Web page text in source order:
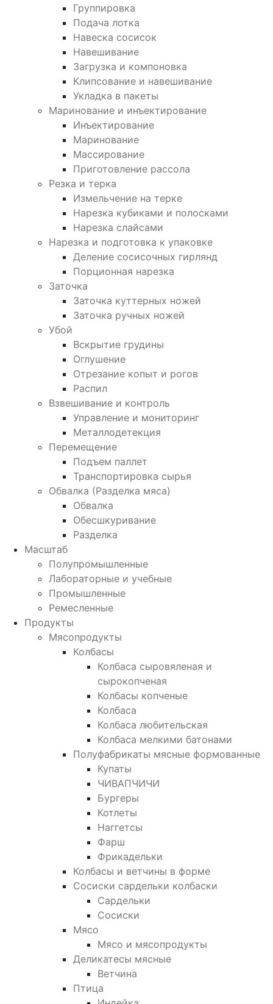
Группировка
Подача лотка
Навеска сосисок
Навешивание
Загрузка и компоновка
Клипсование и навешивание
Укладка в пакеты
Маринование и инъектирование
Инъектирование
Маринование
Массирование
Приготовление рассола
Резка и терка
Измельчение на терке
Нарезка кубиками и полосками
Нарезка слайсами
Нарезка и подготовка к упаковке
Деление сосисочных гирлянд
Порционная нарезка
Заточка
Заточка куттерных ножей
Заточка ручных ножей
Убой
Вскрытие грудины
Оглушение
Отрезание копыт и рогов
Распил
Взвешивание и контроль
Управление и мониторинг
Металлодетекция
Перемещение
Подъем паллет
Транспортировка сырья
Обвалка (Разделка мяса)
Обвалка
Обесшкуривание
Разделка
Масштаб
Полупромышленные
Лабораторные и учебные
Промышленные
Ремесленные
Продукты
Мясопродукты
Колбасы
Колбаса сыровяленая и
сырокопченая
Колбасы копченые
Колбаса
Колбаса любительская
Колбаса мелкими батонами
Полуфабрикаты мясные формованные
Купаты
ЧИВАПЧИЧИ
Бургеры
Котлеты
Наггетсы
Фарш
Фрикадельки
Колбасы и ветчины в форме
Сосиски сардельки колбаски
Сардельки
Сосиски
Мясо
Мясо и мясопродукты
Деликатесы мясные
Ветчина
Птица